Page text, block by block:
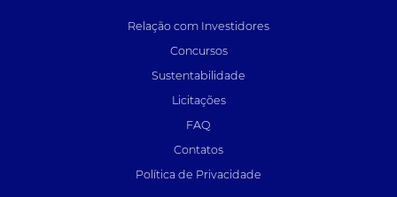
Relação com Investidores
Concursos
Sustentabilidade
Licitações
FAQ
Contatos
Política de Privacidade